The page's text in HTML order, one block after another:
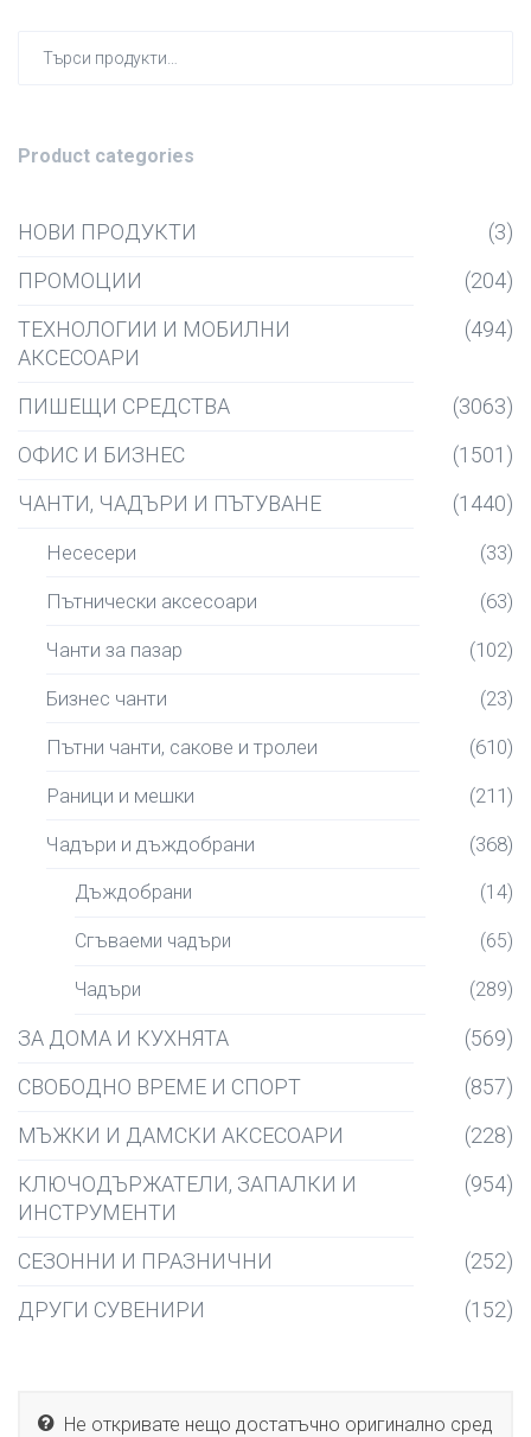
Product categories
НОВИ ПРОДУКТИ
(3)
ПРОМОЦИИ
(204)
ТЕХНОЛОГИИ И МОБИЛНИ
АКСЕСОАРИ
(494)
ПИШЕЩИ СРЕДСТВА
(3063)
ОФИС И БИЗНЕС
(1501)
ЧАНТИ, ЧАДЪРИ И ПЪТУВАНЕ
(1440)
Несесери (33)
Пътнически аксесоари (63)
Чанти за пазар (102)
Бизнес чанти (23)
Пътни чанти, сакове и тролеи (610)
Раници и мешки (211)
Чадъри и дъждобрани (368)
Дъждобрани (14)
Сгъваеми чадъри (65)
Чадъри (289)
ЗА ДОМА И КУХНЯТА
(569)
СВОБОДНО ВРЕМЕ И СПОРТ
(857)
МЪЖКИ И ДАМСКИ АКСЕСОАРИ
(228)
КЛЮЧОДЪРЖАТЕЛИ, ЗАПАЛКИ И
ИНСТРУМЕНТИ
(954)
СЕЗОННИ И ПРАЗНИЧНИ
(252)
ДРУГИ СУВЕНИРИ
(152)
Не откривате нещо достатъчно оригинално сред